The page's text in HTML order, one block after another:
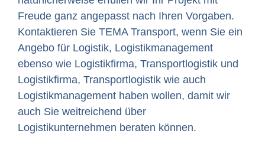
Freude ganz angepasst nach Ihren Vorgaben.
Kontaktieren Sie TEMA Transport, wenn Sie ein
Angebo für Logistik, Logistikmanagement
ebenso wie Logistikfirma, Transportlogistik und
Logistikfirma, Transportlogistik wie auch
Logistikmanagement haben wollen, damit wir
auch Sie weitreichend über
Logistikunternehmen beraten können.